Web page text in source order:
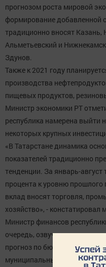
прогнозом роста мировой
формирование добавленной
традиционно вносят
Альметьевский и
Здунов.
Также к 2021 году
производства
пищевых продуктов,
Министр экономики РТ
республика намерена выйти
некоторых крупных
«В Татарстане динамика
показателей традиционно
тенденции. За январь-
процента к уровню
вклад вносят торговля,
хозяйство», - констатировал
Министр финансов
очередь, озвучил в ходе
прогноз по бюджету
муниципальные бюджеты